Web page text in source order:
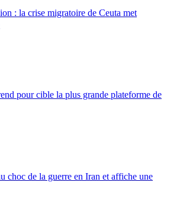
: la crise migratoire de Ceuta met
pour cible la plus grande plateforme de
choc de la guerre en Iran et affiche une